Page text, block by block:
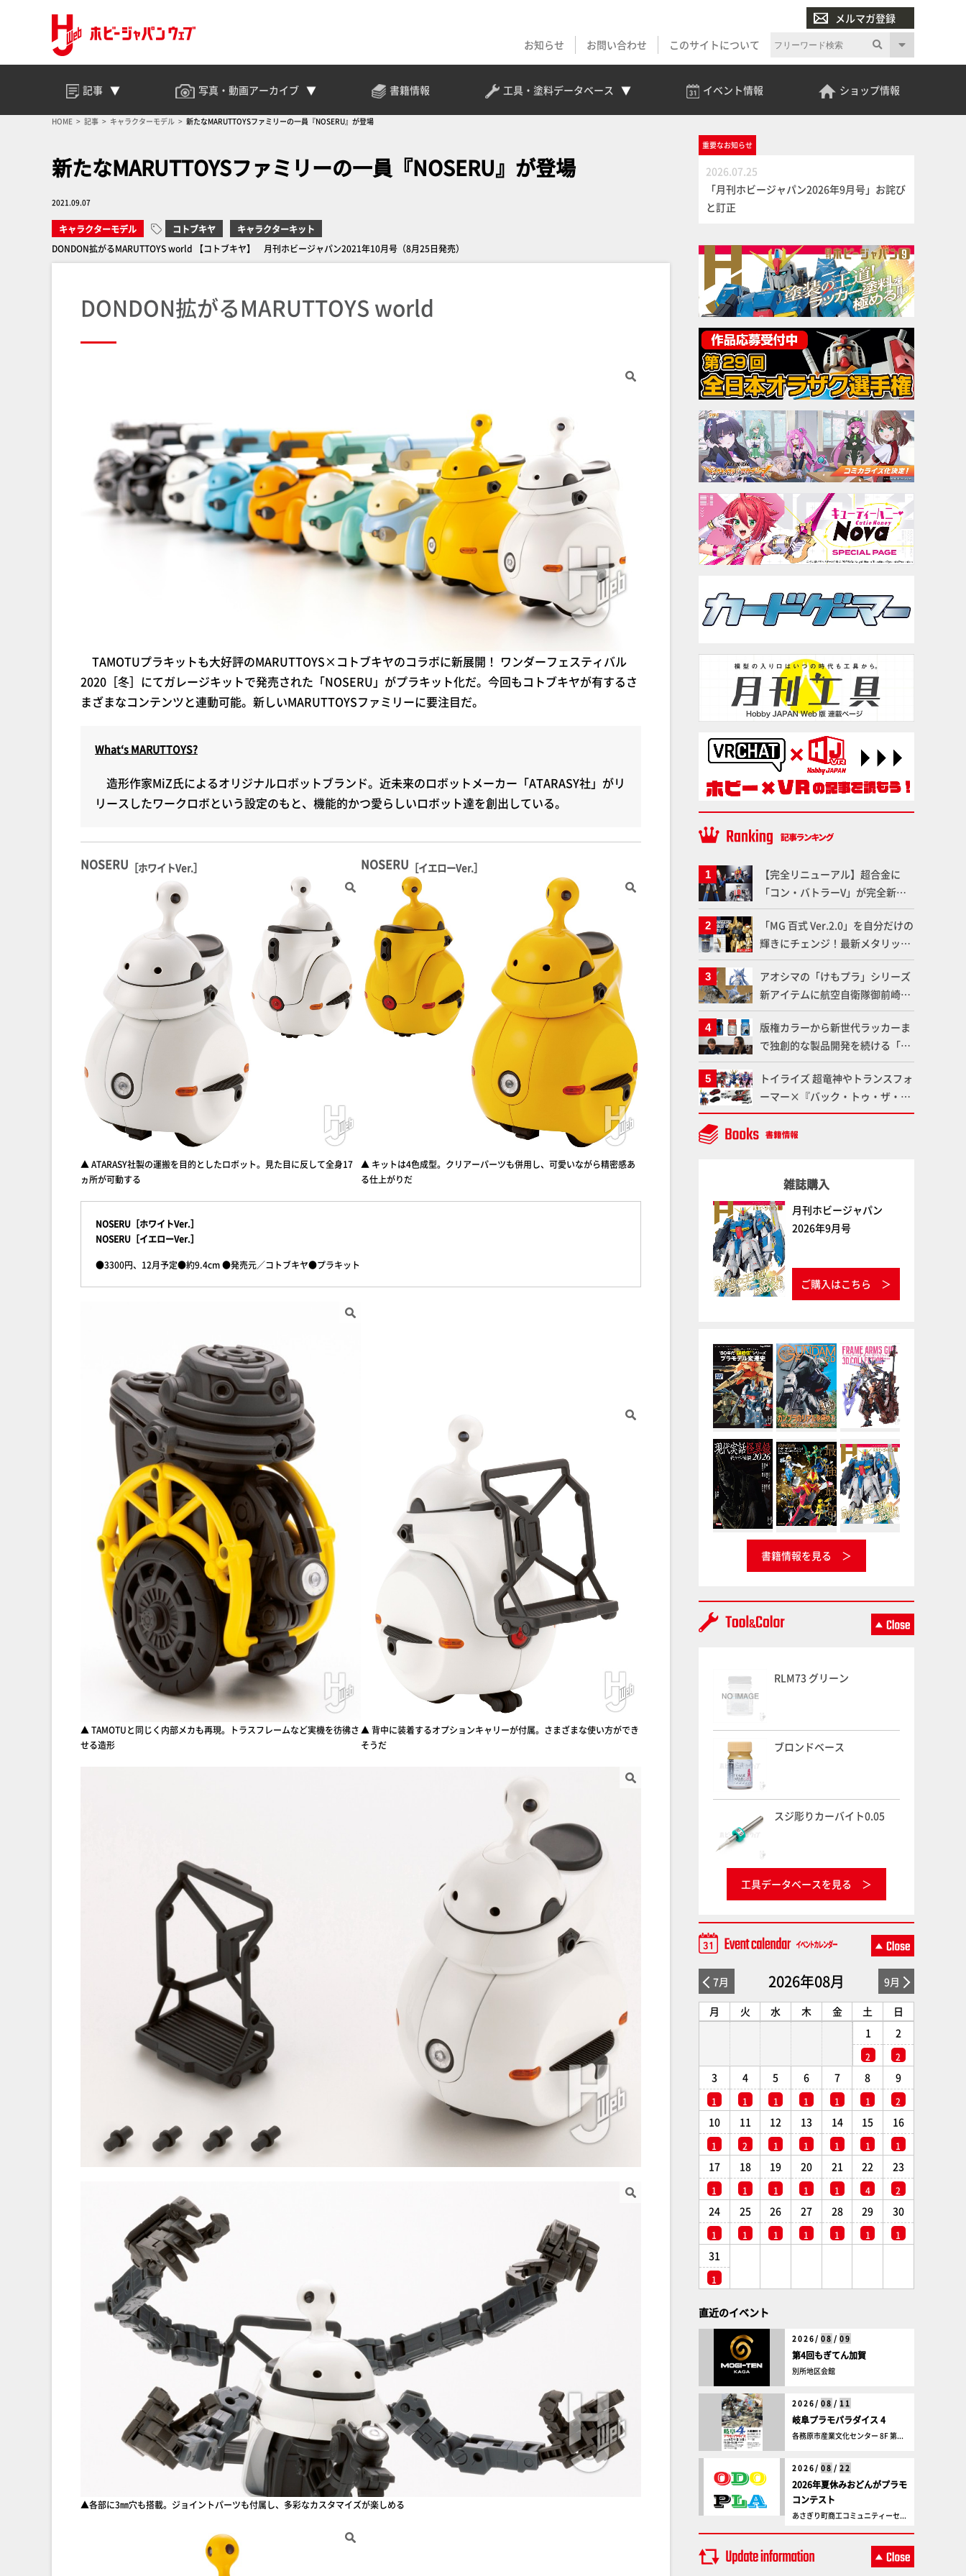
メルマガ登録
お知らせ
お問い合わせ このサイトについて
記事 写真・動画アーカイブ 書籍情報 工具・塗料データベース イベント情報 ショップ情報
HOME 記事 キャラクターモデル 新たなMARUTTOYSファミリーの一員『NOSERU』が登場
新たなMARUTTOYSファミリーの一員『NOSERU』が登場
2021.09.07
キャラクターモデル コトブキヤ
キャラクターキット
DONDON拡がるMARUTTOYS world 【コトブキヤ】 月刊ホビージャパン2021年10月号（8月25日発売）
DONDON拡がるMARUTTOYS world
TAMOTUプラキットも大好評のMARUTTOYS×コトブキヤのコラボに新展開！ ワンダーフェスティバル
2020［冬］にてガレージキットで発売された「NOSERU」がプラキット化だ。今回もコトブキヤが有するさ
まざまなコンテンツと連動可能。新しいMARUTTOYSファミリーに要注目だ。
What‘s MARUTTOYS?
造形作家MiZ氏によるオリジナルロボットブランド。近未来のロボットメーカー「ATARASY社」がリ
リースしたワークロボという設定のもと、機能的かつ愛らしいロボット達を創出している。
NOSERU ［ホワイトVer.］
▲ ATARASY社製の運搬を目的としたロボット。見た目に反して全身17
ヵ所が可動する
NOSERU ［イエローVer.］
▲ キットは4色成型。クリアーパーツも併用し、可愛いながら精密感あ
る仕上がりだ
NOSERU［ホワイトVer.］
NOSERU［イエローVer.］
●3300円、12月予定●約9.4cm ●発売元／コトブキヤ●プラキット
▲ TAMOTUと同じく内部メカも再現。トラスフレームなど実機を彷彿さ
せる造形
▲ 背中に装着するオプションキャリーが付属。さまざまな使い方ができ
そうだ
▲各部に3㎜穴も搭載。ジョイントパーツも付属し、多彩なカスタマイズが楽しめる
重要なお知らせ
2026.07.25
「月刊ホビージャパン2026年9月号」お詫び
と訂正
【完全リニューアル】超合金に
「コン・バトラーV」が完全新規
造形で登場！気になる仕様を試作
品の撮り下ろしでご紹介!!さらに
「大鉄人17」＆「ワンエイト」セ
ット情報もお届け！【超合金の
魂】
「MG 百式 Ver.2.0」を自分だけの
輝きにチェンジ！最新メタリック
塗料を使ってより金属感を増した
仕上がりに!!【試し読み】
アオシマの「けもプラ」シリーズ
新アイテムに航空自衛隊御前崎分
屯基地の公式キャラクターとして
誕生した「おまねこ」が着任！け
もプラ公式サイト限定版と通常版
の2ラインで発売！
版権カラーから新世代ラッカーま
で独創的な製品開発を続ける「ガ
イアノーツ」に塗料開発の裏側と
ラッカー塗料の未来についてイン
タビュー！
トイライズ 超竜神やトランスフォ
ーマー×『バック・トゥ・ザ・フ
ューチャー』コラボアイテムな
ど、タカラトミーの注目アイテム
雑誌購入
月刊ホビージャパン
2026年9月号
ご購入はこちら
書籍情報を見る
RLM73 グリーン
ブロンドベース
スジ彫りカーバイト0.05
工具データベースを見る
7月 2026年08月 9月
月 火 水 木 金 土
日
1
2
2
2
3
1
4
1
5
1
6
1
7
1
8
1
9
2
10
1
11
2
12
1
13
1
14
1
15
1
16
1
17
1
18
1
19
1
20
1
21
1
22
4
23
2
24
1
25
1
26
1
27
1
28
1
29
1
30
1
31
1
直近のイベント
2026/ 08 / 09
第4回もぎてん加賀
別所地区会館
2026/ 08 / 11
岐阜プラモパラダイス 4
各務原市産業文化センター 8F 第...
2026/ 08 / 22
2026年夏休みおどんがプラモ
コンテスト
あさぎり町商工コミュニティーセ...